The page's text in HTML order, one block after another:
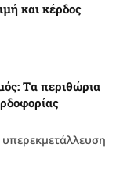
και κέρδος
Tα περιθώρια